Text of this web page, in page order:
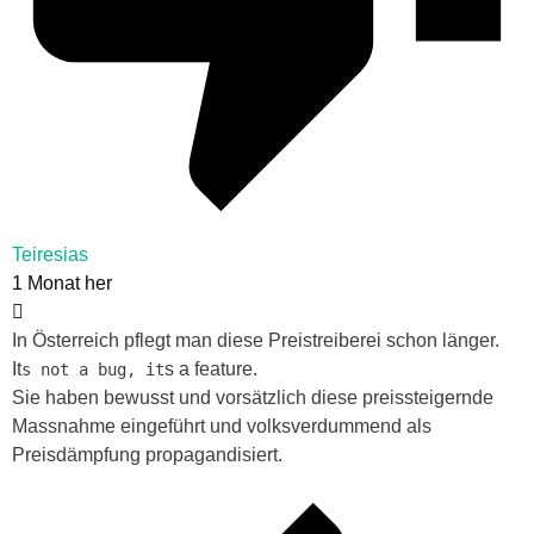
Teiresias
1 Monat her
In Österreich pflegt man diese Preistreiberei schon länger.
Its not a bug, its a feature.
Sie haben bewusst und vorsätzlich diese preissteigernde
Massnahme eingeführt und volksverdummend als
Preisdämpfung propagandisiert.